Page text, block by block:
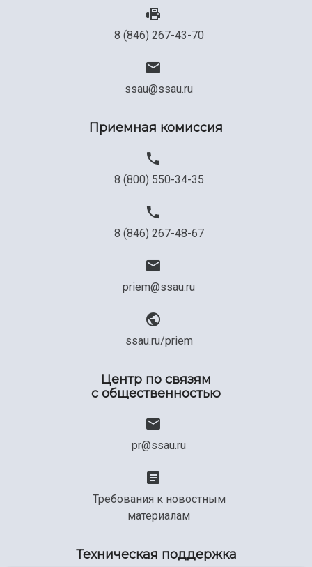
8 (846) 267-43-70
ssau@ssau.ru
Приемная комиссия
8 (800) 550-34-35
8 (846) 267-48-67
priem@ssau.ru
ssau.ru/priem
Центр по связям
с общественностью
pr@ssau.ru
Требования к новостным
материалам
Техническая поддержка